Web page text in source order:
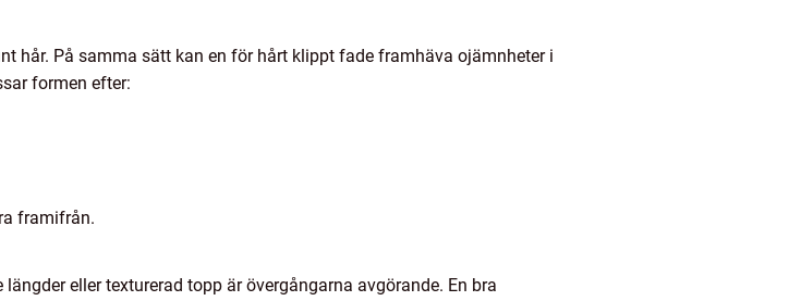
hår. På samma sätt kan en för hårt klippt fade framhäva ojämnheter i
formen efter:
framifrån.
eller texturerad topp är övergångarna avgörande. En bra